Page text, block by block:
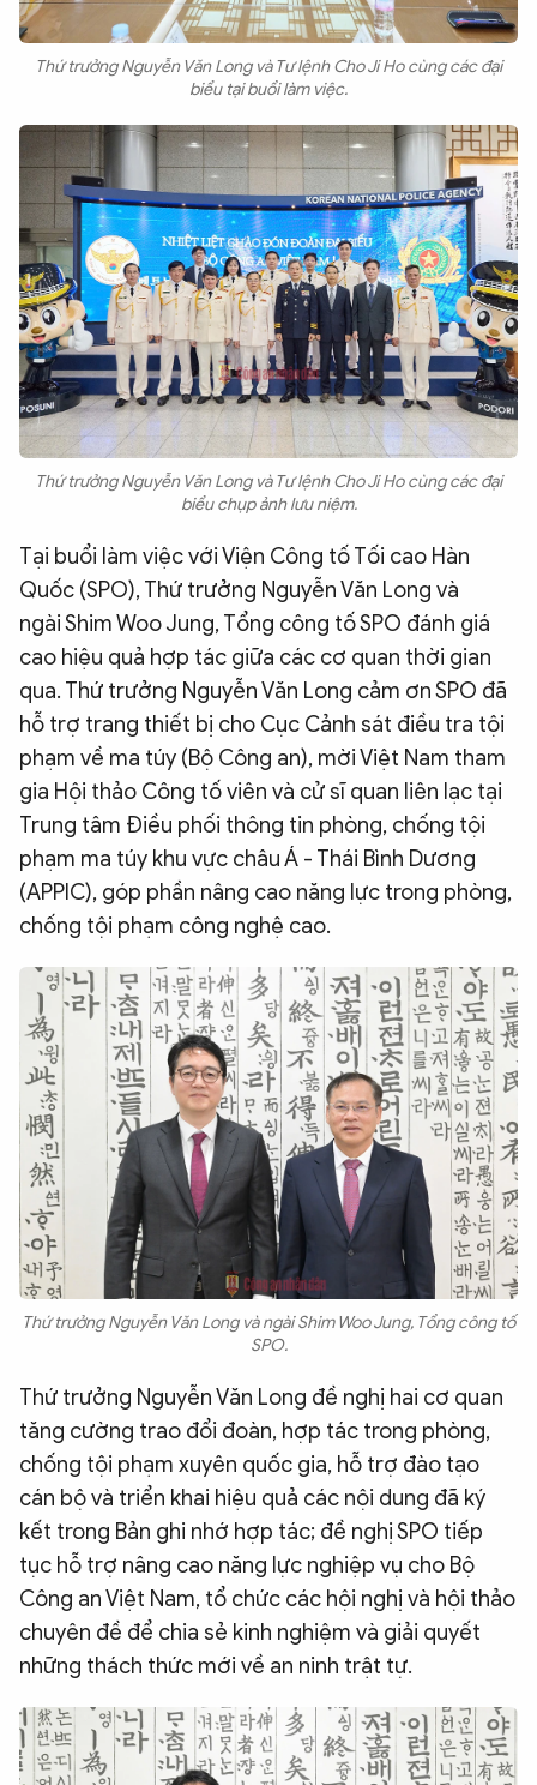
Thứ trưởng Nguyễn Văn Long và Tư lệnh Cho Ji Ho cùng các đại
biểu tại buổi làm việc.
Thứ trưởng Nguyễn Văn Long và Tư lệnh Cho Ji Ho cùng các đại
biểu chụp ảnh lưu niệm.
Tại buổi làm việc với Viện Công tố Tối cao Hàn
Quốc (SPO), Thứ trưởng Nguyễn Văn Long và
ngài Shim Woo Jung, Tổng công tố SPO đánh giá
cao hiệu quả hợp tác giữa các cơ quan thời gian
qua. Thứ trưởng Nguyễn Văn Long cảm ơn SPO đã
hỗ trợ trang thiết bị cho Cục Cảnh sát điều tra tội
phạm về ma túy (Bộ Công an), mời Việt Nam tham
gia Hội thảo Công tố viên và cử sĩ quan liên lạc tại
Trung tâm Điều phối thông tin phòng, chống tội
phạm ma túy khu vực châu Á - Thái Bình Dương
(APPIC), góp phần nâng cao năng lực trong phòng,
chống tội phạm công nghệ cao.
Thứ trưởng Nguyễn Văn Long và ngài Shim Woo Jung, Tổng công tố
SPO.
Thứ trưởng Nguyễn Văn Long đề nghị hai cơ quan
tăng cường trao đổi đoàn, hợp tác trong phòng,
chống tội phạm xuyên quốc gia, hỗ trợ đào tạo
cán bộ và triển khai hiệu quả các nội dung đã ký
kết trong Bản ghi nhớ hợp tác; đề nghị SPO tiếp
tục hỗ trợ nâng cao năng lực nghiệp vụ cho Bộ
Công an Việt Nam, tổ chức các hội nghị và hội thảo
chuyên đề để chia sẻ kinh nghiệm và giải quyết
những thách thức mới về an ninh trật tự.